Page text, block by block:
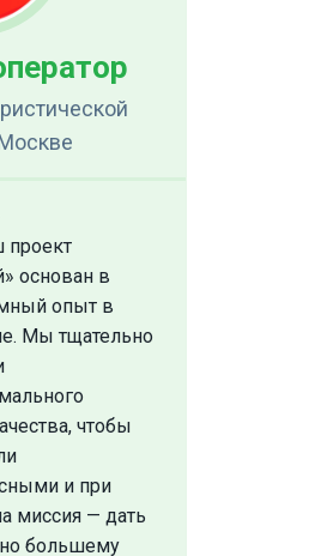
проект
основан в
опыт в
Мы тщательно
чтобы
и при
миссия — дать
большему